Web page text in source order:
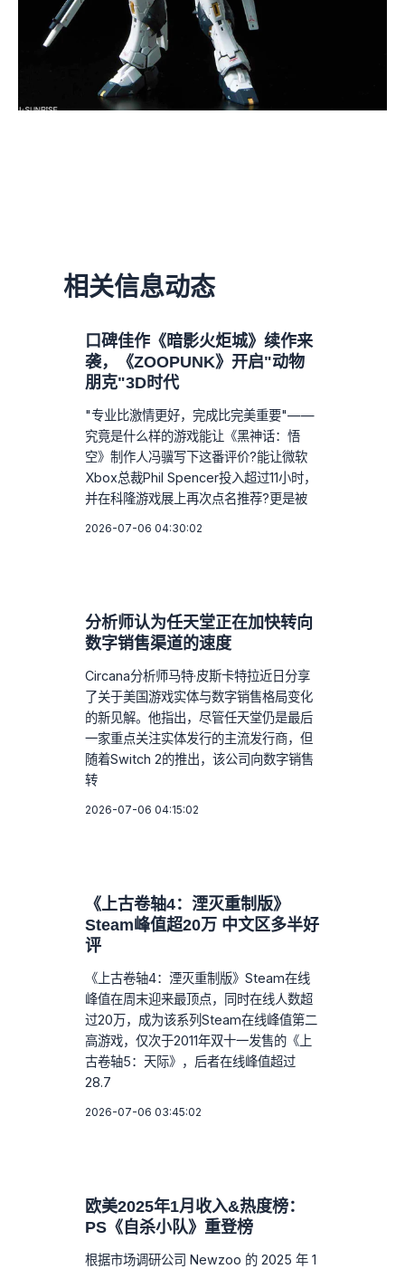
相关信息动态
口碑佳作《暗影火炬城》续作来
袭，《ZOOPUNK》开启"动物
朋克"3D时代
"专业比激情更好，完成比完美重要"——
究竟是什么样的游戏能让《黑神话：悟
空》制作人冯骥写下这番评价?能让微软
Xbox总裁Phil Spencer投入超过11小时，
并在科隆游戏展上再次点名推荐?更是被
2026-07-06 04:30:02
分析师认为任天堂正在加快转向
数字销售渠道的速度
Circana分析师马特·皮斯卡特拉近日分享
了关于美国游戏实体与数字销售格局变化
的新见解。他指出，尽管任天堂仍是最后
一家重点关注实体发行的主流发行商，但
随着Switch 2的推出，该公司向数字销售
转
2026-07-06 04:15:02
《上古卷轴4：湮灭重制版》
Steam峰值超20万 中文区多半好
评
《上古卷轴4：湮灭重制版》Steam在线
峰值在周末迎来最顶点，同时在线人数超
过20万，成为该系列Steam在线峰值第二
高游戏，仅次于2011年双十一发售的《上
古卷轴5：天际》，后者在线峰值超过
28.7
2026-07-06 03:45:02
欧美2025年1月收入&热度榜：
PS《自杀小队》重登榜
根据市场调研公司 Newzoo 的 2025 年 1